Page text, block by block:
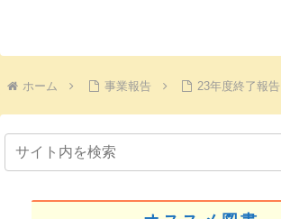
ホーム 事業報告 23年度終了報告